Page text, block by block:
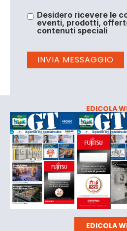
Desidero ricevere le
eventi, prodotti,
contenuti speciali
EDICOLA
EDICOLA